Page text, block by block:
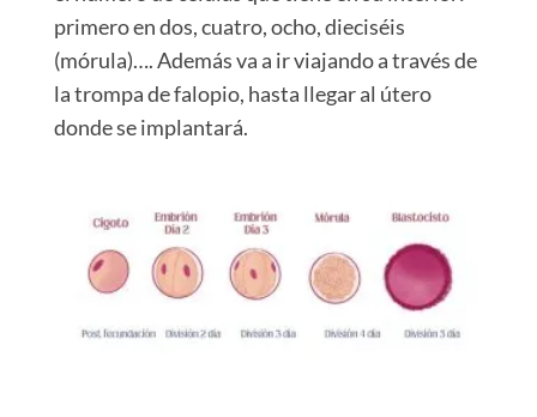
primero en dos, cuatro, ocho, dieciséis
(mórula)….Además va a ir viajando a través de
la trompa de falopio, hasta llegar al útero
donde se implantará.